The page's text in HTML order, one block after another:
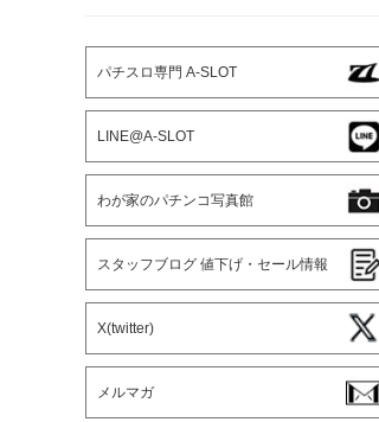
パチスロ専門 A-SLOT
LINE@A-SLOT
わが家のパチンコ写真館
スタッフブログ 値下げ・セール情報
X(twitter)
メルマガ